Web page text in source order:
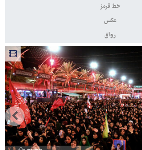
خط قرمز
عکس
رواق